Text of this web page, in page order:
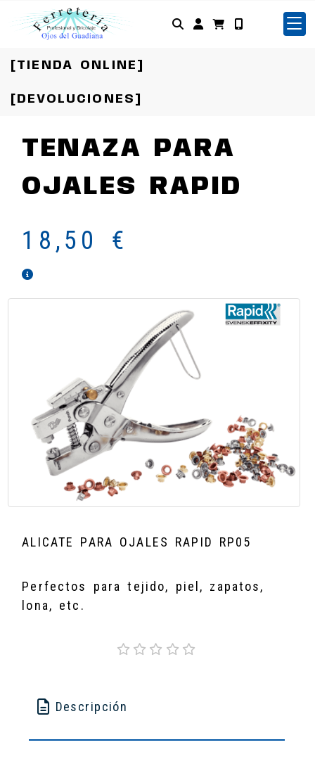
Identifícate
[TIENDA ONLINE]
[DEVOLUCIONES]
TENAZA PARA
OJALES RAPID
18,50 €
ALICATE PARA OJALES RAPID RP05
Perfectos para tejido, piel, zapatos,
lona, etc.
Descripción